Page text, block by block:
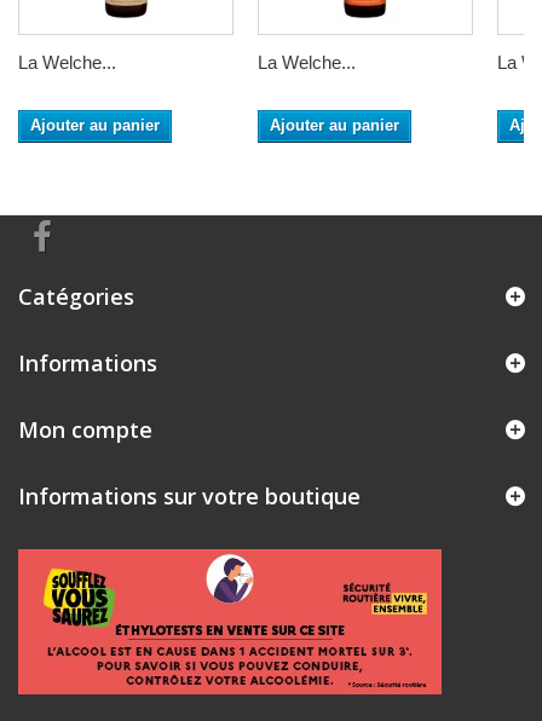
La Welche...
Ajouter au panier
La Welche...
Ajouter au panier
La
Catégories
Informations
Mon compte
Informations sur votre boutique